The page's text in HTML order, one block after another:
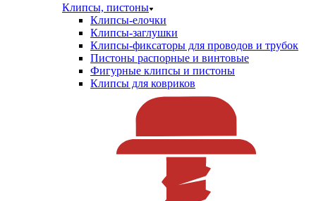
Клипсы, пистоны
Клипсы-елочки
Клипсы-заглушки
Клипсы-фиксаторы для проводов и трубок
Пистоны распорные и винтовые
Фигурные клипсы и пистоны
Клипсы для ковриков